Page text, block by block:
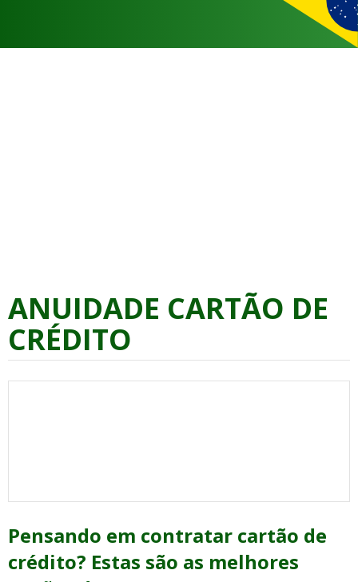
ANUIDADE CARTÃO DE
CRÉDITO
Pensando em contratar cartão de
crédito? Estas são as melhores